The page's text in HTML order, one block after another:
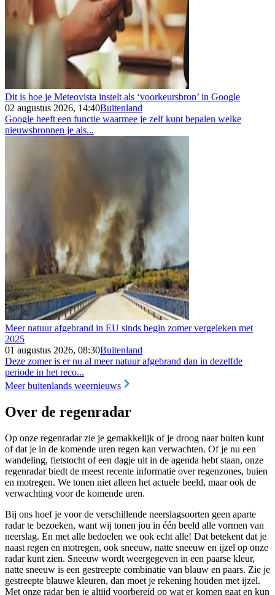
Dit is hoe je Meteovista instelt als ‘voorkeursbron’ in Google
02 augustus 2026, 14:40Buitenland
Google heeft een functie waarmee je zelf kunt bepalen welke
nieuwsbronnen je als...
Meer natuur afgebrand in EU sinds begin zomer vergeleken met
2025
01 augustus 2026, 08:30Buitenland
Deze zomer is er nu al meer natuur afgebrand dan in dezelfde
periode in het reco...
Meer buitenlands weernieuws
Over de regenradar
Op onze regenradar zie je gemakkelijk of je droog naar buiten kunt
of dat je in de komende uren regen kan verwachten. Of je nu een
wandeling, fietstocht of een dagje uit in de agenda hebt staan, onze
regenradar biedt de meest recente informatie over regenzones, buien
en motregen. We tonen niet alleen het actuele beeld, maar ook de
verwachting voor de komende uren.
Bij ons hoef je voor de verschillende neerslagsoorten geen aparte
radar te bezoeken, want wij tonen jou in één beeld alle vormen van
neerslag. En met alle bedoelen we ook echt alle! Dat betekent dat je
naast regen en motregen, ook sneeuw, natte sneeuw en ijzel op onze
radar kunt zien. Sneeuw wordt weergegeven in een paarse kleur,
natte sneeuw is een gestreepte combinatie van blauw en paars. Zie je
gestreepte blauwe kleuren, dan moet je rekening houden met ijzel.
Met onze radar ben je altijd voorbereid op wat er komen gaat en kun